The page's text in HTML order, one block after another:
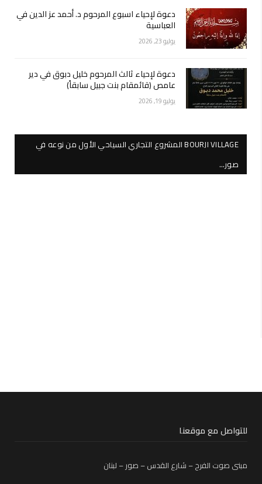
دعوة لإحياء اسبوع المرحوم د. أحمد عز الدين في
العباسية
يوليو 23, 2026
دعوة لإحياء ثالث المرحوم خليل دبوق في دير
عامص (قائمقام بنت جبيل سابقاً)
يوليو 19, 2026
BOURJI VILLAGE المشروع التجاري السياحي الأول من نوعه في
صور…
للتواصل مع موقعنا
مبنى صوت الفرح – شارع القدس – صور – لبنان